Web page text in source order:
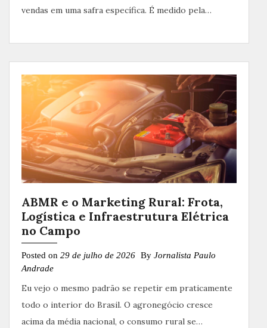
vendas em uma safra específica. É medido pela…
ABMR e o Marketing Rural: Frota,
Logística e Infraestrutura Elétrica
no Campo
Posted on 29 de julho de 2026 By Jornalista Paulo
Andrade
Eu vejo o mesmo padrão se repetir em praticamente
todo o interior do Brasil. O agronegócio cresce
acima da média nacional, o consumo rural se…